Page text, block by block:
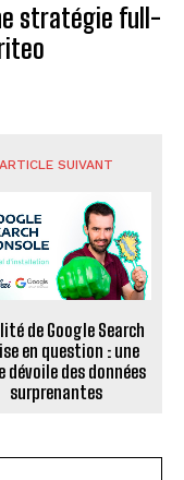
stratégie full-
ARTICLE SUIVANT
de Google Search
en question : une
dévoile des données
surprenantes